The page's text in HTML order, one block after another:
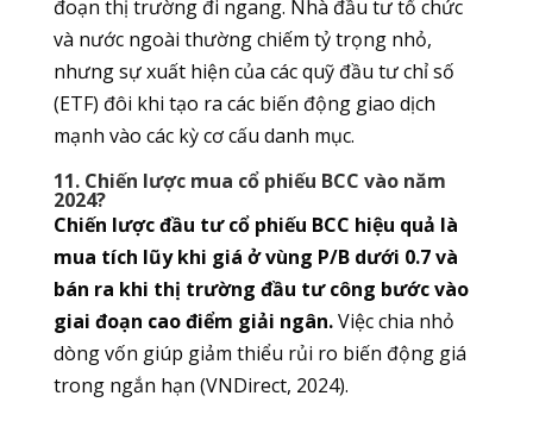
đoạn thị trường đi ngang. Nhà đầu tư tổ chức
và nước ngoài thường chiếm tỷ trọng nhỏ,
nhưng sự xuất hiện của các quỹ đầu tư chỉ số
(ETF) đôi khi tạo ra các biến động giao dịch
mạnh vào các kỳ cơ cấu danh mục.
11. Chiến lược mua cổ phiếu BCC vào năm
2024?
Chiến lược đầu tư cổ phiếu BCC hiệu quả là
mua tích lũy khi giá ở vùng P/B dưới 0.7 và
bán ra khi thị trường đầu tư công bước vào
giai đoạn cao điểm giải ngân.Việc chia nhỏ
dòng vốn giúp giảm thiểu rủi ro biến động giá
trong ngắn hạn (VNDirect, 2024).